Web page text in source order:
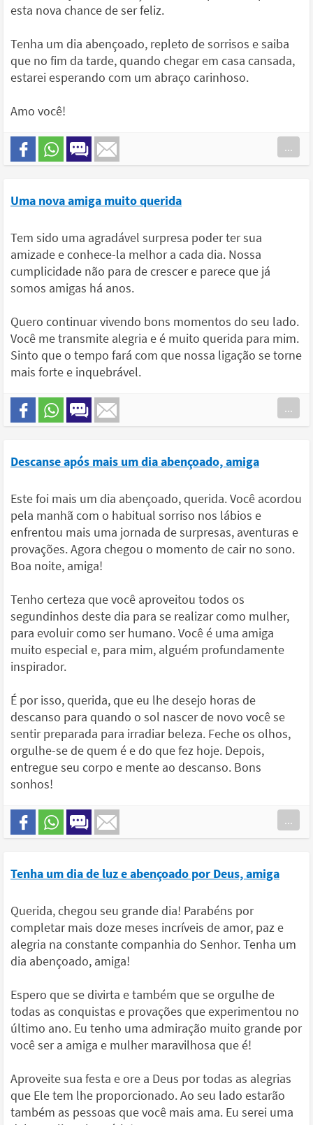
esta nova chance de ser feliz.
Tenha um dia abençoado, repleto de sorrisos e saiba
que no fim da tarde, quando chegar em casa cansada,
estarei esperando com um abraço carinhoso.
Amo você!
...
Uma nova amiga muito querida
Tem sido uma agradável surpresa poder ter sua
amizade e conhece-la melhor a cada dia. Nossa
cumplicidade não para de crescer e parece que já
somos amigas há anos.
Quero continuar vivendo bons momentos do seu lado.
Você me transmite alegria e é muito querida para mim.
Sinto que o tempo fará com que nossa ligação se torne
mais forte e inquebrável.
...
Descanse após mais um dia abençoado, amiga
Este foi mais um dia abençoado, querida. Você acordou
pela manhã com o habitual sorriso nos lábios e
enfrentou mais uma jornada de surpresas, aventuras e
provações. Agora chegou o momento de cair no sono.
Boa noite, amiga!
Tenho certeza que você aproveitou todos os
segundinhos deste dia para se realizar como mulher,
para evoluir como ser humano. Você é uma amiga
muito especial e, para mim, alguém profundamente
inspirador.
É por isso, querida, que eu lhe desejo horas de
descanso para quando o sol nascer de novo você se
sentir preparada para irradiar beleza. Feche os olhos,
orgulhe-se de quem é e do que fez hoje. Depois,
entregue seu corpo e mente ao descanso. Bons
sonhos!
...
Tenha um dia de luz e abençoado por Deus, amiga
Querida, chegou seu grande dia! Parabéns por
completar mais doze meses incríveis de amor, paz e
alegria na constante companhia do Senhor. Tenha um
dia abençoado, amiga!
Espero que se divirta e também que se orgulhe de
todas as conquistas e provações que experimentou no
último ano. Eu tenho uma admiração muito grande por
você ser a amiga e mulher maravilhosa que é!
Aproveite sua festa e ore a Deus por todas as alegrias
que Ele tem lhe proporcionado. Ao seu lado estarão
também as pessoas que você mais ama. Eu serei uma